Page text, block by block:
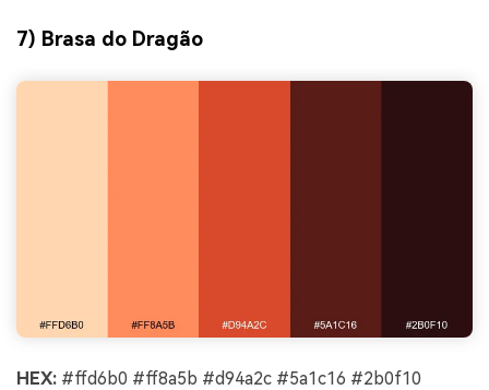
7) Brasa do Dragão
HEX: #ffd6b0 #ff8a5b #d94a2c #5a1c16 #2b0f10